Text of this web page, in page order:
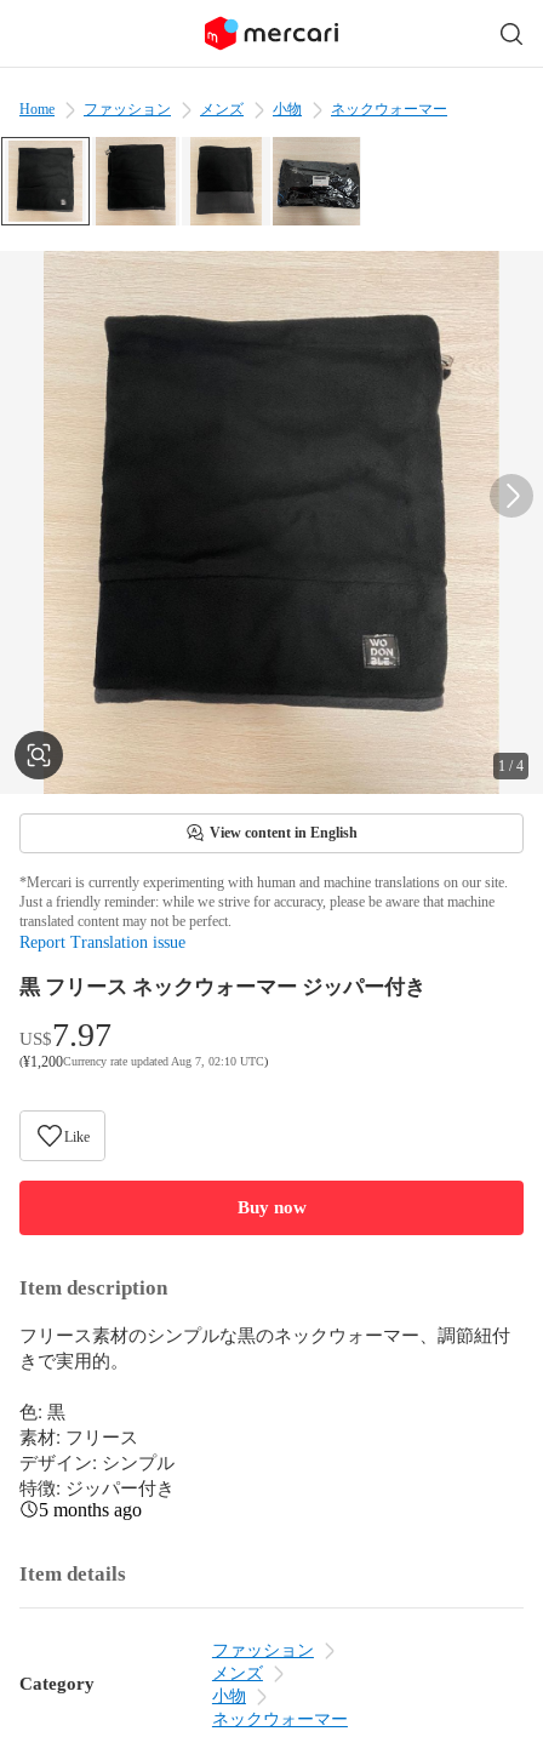
Home ファッション メンズ 小物 ネックウォーマー
1 /4
View content in English
*Mercari is currently experimenting with human and machine translations on our site.
Just a friendly reminder: while we strive for accuracy, please be aware that machine
translated content may not be perfect.
Report Translation issue
黒 フリース ネックウォーマー ジッパー付き
US$7.97
(¥1,200Currency rate updated Aug 7, 02:10 UTC)
Like
Buy now
Item description
フリース素材のシンプルな黒のネックウォーマー、調節紐付
きで実用的。
色: 黒
素材: フリース
デザイン: シンプル
特徴: ジッパー付き
5 months ago
Item details
Category
ファッション
メンズ
小物
ネックウォーマー